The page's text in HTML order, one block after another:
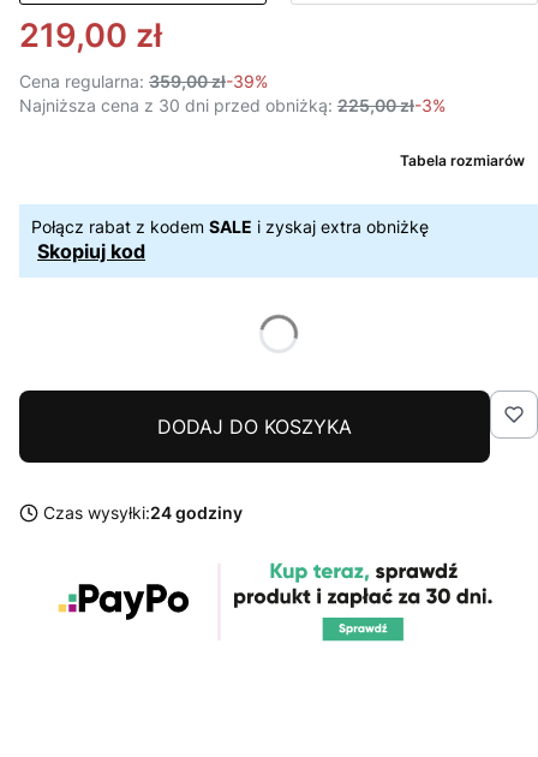
219,00 zł
Cena regularna: 359,00 zł-39%
Najniższa cena z 30 dni przed obniżką: 225,00 zł-3%
Tabela rozmiarów
Połącz rabat z kodem SALE i zyskaj extra obniżkę
Skopiuj kod
DODAJ DO KOSZYKA
Czas wysyłki:24 godziny